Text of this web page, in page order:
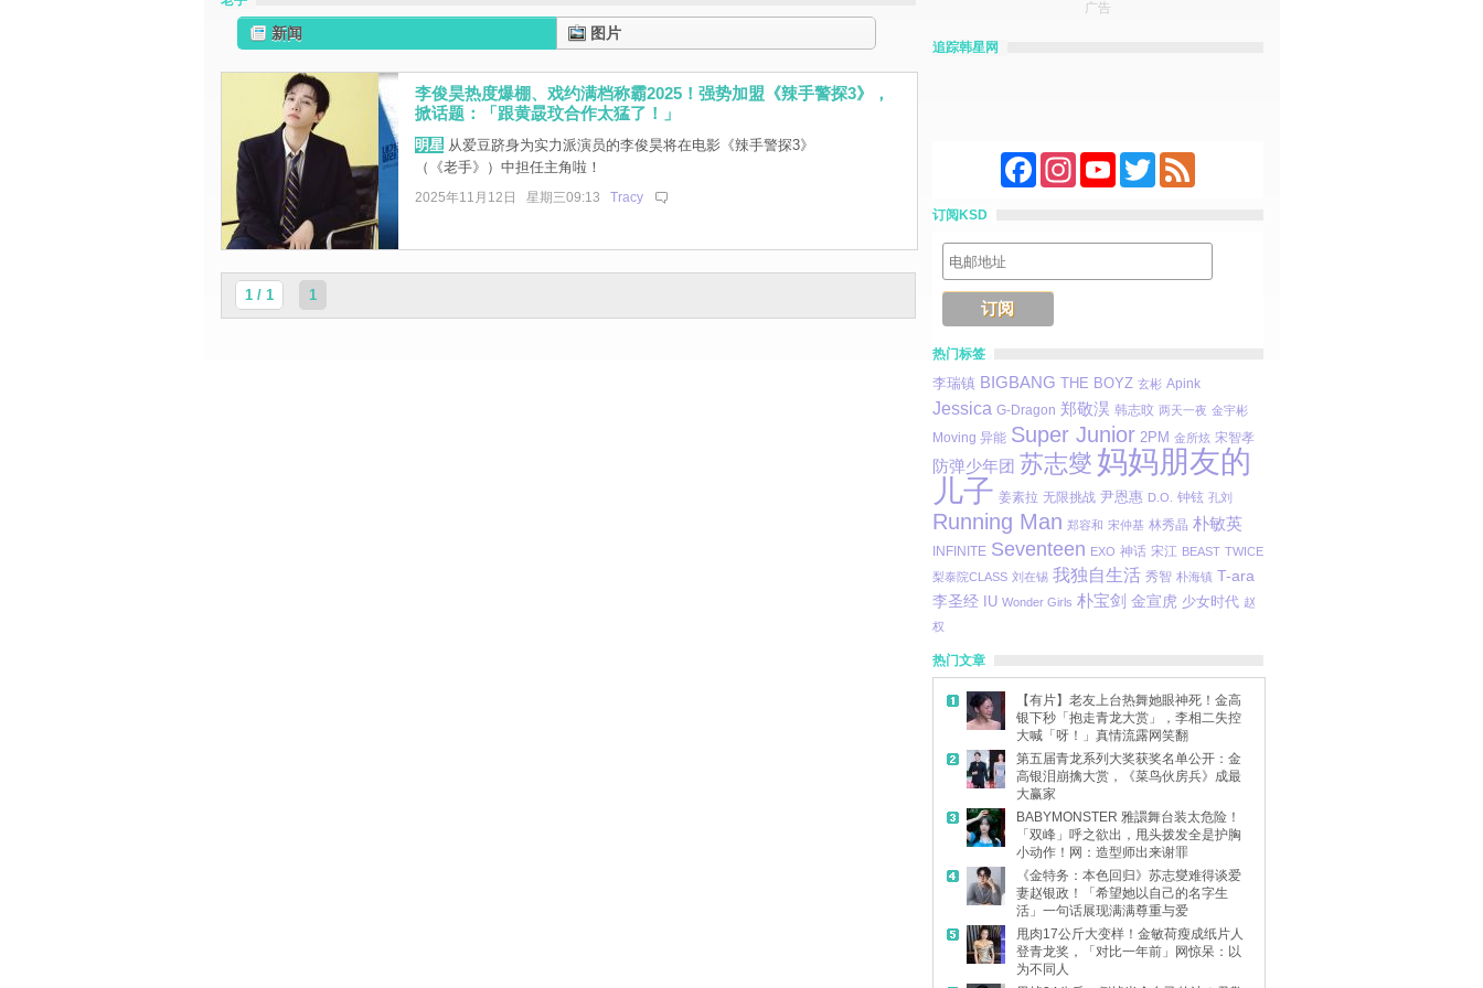
新闻 图片
李俊昊热度爆棚、戏约满档称霸2025！强势加盟《辣手警探3》，
掀话题：「跟黄晸玟合作太猛了！」
明星从爱豆跻身为实力派演员的李俊昊将在电影《辣手警探3》
（《老手》）中担任主角啦！
2025年11月12日 星期三09:13 Tracy
1 / 1 1
广告
追踪韩星网
FacebookInstagramYouTubeTwitterFeed
订阅KSD
热门标签
李瑞镇 BIGBANG THE BOYZ 玄彬 Apink
Jessica G-Dragon 郑敬淏 韩志旼 两天一夜 金宇彬
Moving 异能 Super Junior 2PM 金所炫 宋智孝
防弹少年团 苏志燮 妈妈朋友的
儿子 姜素拉 无限挑战 尹恩惠 D.O. 钟铉 孔刘
Running Man 郑容和 宋仲基 林秀晶 朴敏英
INFINITE Seventeen EXO 神话 宋江 BEAST TWICE
梨泰院CLASS 刘在锡 我独自生活 秀智 朴海镇 T-ara
李圣经
IU Wonder Girls 朴宝剑 金宣虎 少女时代 赵
权
热门文章
【有片】老友上台热舞她眼神死！金高
银下秒「抱走青龙大赏」，李相二失控
大喊「呀！」真情流露网笑翻
第五届青龙系列大奖获奖名单公开：金
高银泪崩擒大赏，《菜鸟伙房兵》成最
大赢家
BABYMONSTER 雅譞舞台装太危险！
「双峰」呼之欲出，甩头拨发全是护胸
小动作！网：造型师出来谢罪
《金特务：本色回归》苏志燮难得谈爱
妻赵银政！「希望她以自己的名字生
活」一句话展现满满尊重与爱
甩肉17公斤大变样！金敏荷瘦成纸片人
登青龙奖，「对比一年前」网惊呆：以
为不同人